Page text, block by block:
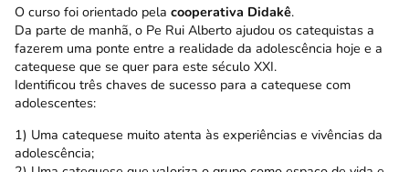
O curso foi orientado pela cooperativa Didakê.
Da parte de manhã, o Pe Rui Alberto ajudou os catequistas a
fazerem uma ponte entre a realidade da adolescência hoje e a
catequese que se quer para este século XXI.
Identificou três chaves de sucesso para a catequese com
adolescentes:
1) Uma catequese muito atenta às experiências e vivências da
adolescência;